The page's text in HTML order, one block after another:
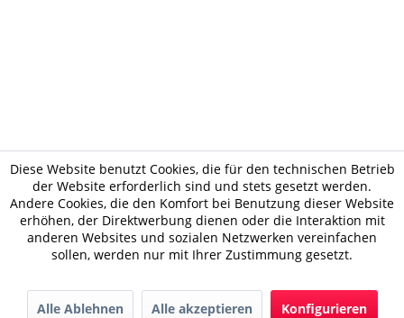
Diese Website benutzt Cookies, die für den technischen Betrieb
der Website erforderlich sind und stets gesetzt werden.
Andere Cookies, die den Komfort bei Benutzung dieser Website
erhöhen, der Direktwerbung dienen oder die Interaktion mit
anderen Websites und sozialen Netzwerken vereinfachen
sollen, werden nur mit Ihrer Zustimmung gesetzt.
Alle Ablehnen Alle akzeptieren Konfigurieren